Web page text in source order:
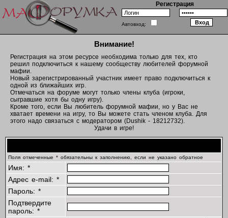
Регистрация
Автовход:
Внимание!
Регистрация на этом ресурсе необходима только для тех, кто
решил подключиться к нашему сообществу любителей форумной
мафии.
Новый зарегистрированный участник имеет право подключиться к
одной из ближайших игр.
Отмечаться на форуме могут только члены клуба (игроки,
сыгравшие хотя бы одну игру).
Кроме того, если Вы любитель форумной мафии, но у Вас не
хватает времени на игру, то Вы можете стать членом клуба. Для
этого надо связаться с модератором (Dushik - 18212732).
Удачи в игре!
Поля отмеченные * обязательны к заполнению, если не указано обратное
Имя: *
Адрес e-mail: *
Пароль: *
Подтвердите
пароль: *